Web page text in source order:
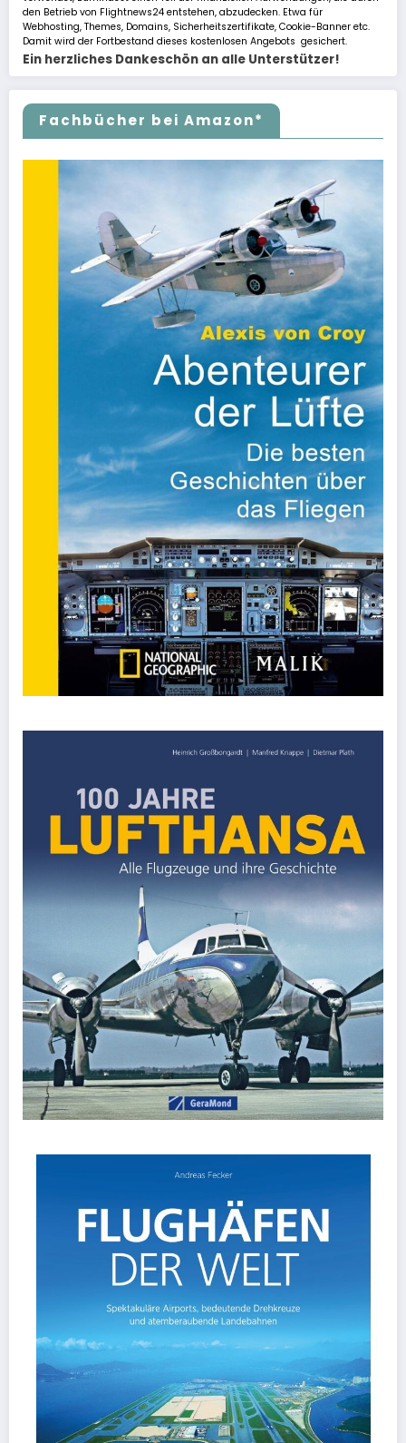
den Betrieb von Flightnews24 entstehen, abzudecken. Etwa für
Webhosting, Themes, Domains, Sicherheitszertifikate, Cookie-Banner etc.
Damit wird der Fortbestand dieses kostenlosen Angebots gesichert.
Ein herzliches Dankeschön an alle Unterstützer!
Fachbücher bei Amazon*